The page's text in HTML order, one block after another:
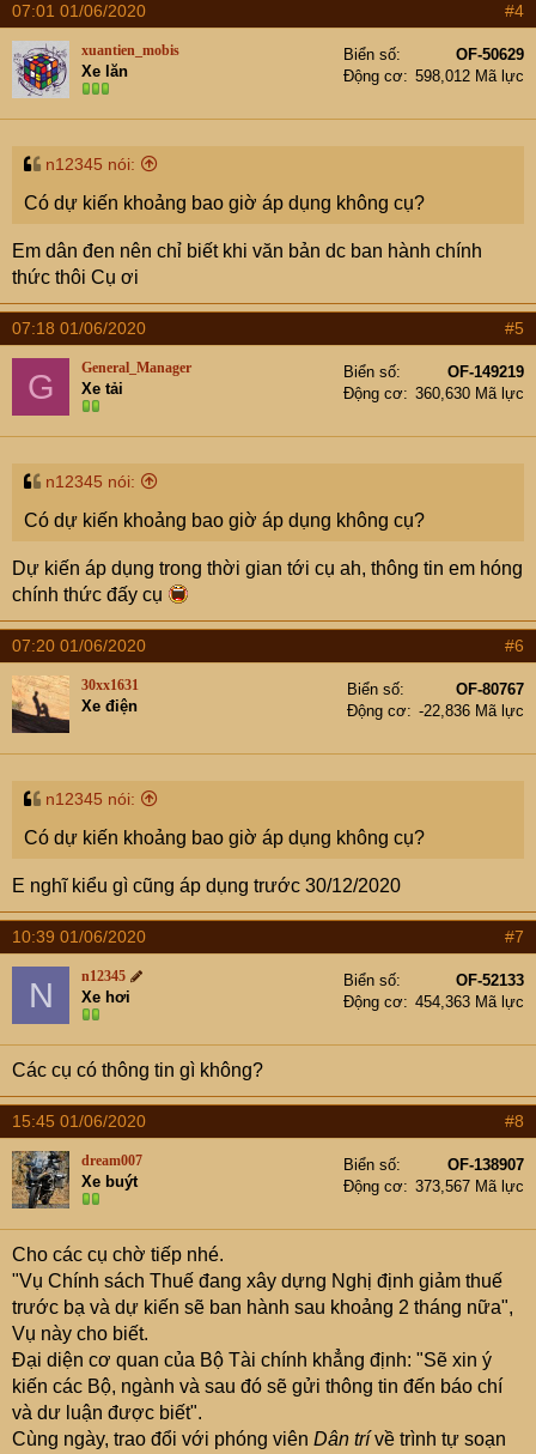
07:01 01/06/2020 #4
xuantien_mobis
Xe lăn
Biển số
OF-50629
Động cơ
598,012 Mã lực
n12345 nói:
Có dự kiến khoảng bao giờ áp dụng không cụ?
Em dân đen nên chỉ biết khi văn bản dc ban hành chính
thức thôi Cụ ơi
07:18 01/06/2020 #5
G General_Manager
Xe tải
Biển số
OF-149219
Động cơ
360,630 Mã lực
n12345 nói:
Có dự kiến khoảng bao giờ áp dụng không cụ?
Dự kiến áp dụng trong thời gian tới cụ ah, thông tin em hóng
chính thức đấy cụ
07:20 01/06/2020 #6
30xx1631
Xe điện
Biển số
OF-80767
Động cơ
-22,836 Mã lực
n12345 nói:
Có dự kiến khoảng bao giờ áp dụng không cụ?
E nghĩ kiểu gì cũng áp dụng trước 30/12/2020
10:39 01/06/2020 #7
N n12345
Xe hơi
Biển số
OF-52133
Động cơ
454,363 Mã lực
Các cụ có thông tin gì không?
15:45 01/06/2020 #8
dream007
Xe buýt
Biển số
OF-138907
Động cơ
373,567 Mã lực
Cho các cụ chờ tiếp nhé.
"Vụ Chính sách Thuế đang xây dựng Nghị định giảm thuế
trước bạ và dự kiến sẽ ban hành sau khoảng 2 tháng nữa",
Vụ này cho biết.
Đại diện cơ quan của Bộ Tài chính khẳng định: "Sẽ xin ý
kiến các Bộ, ngành và sau đó sẽ gửi thông tin đến báo chí
và dư luận được biết".
Cùng ngày, trao đổi với phóng viên Dân trívề trình tự soạn